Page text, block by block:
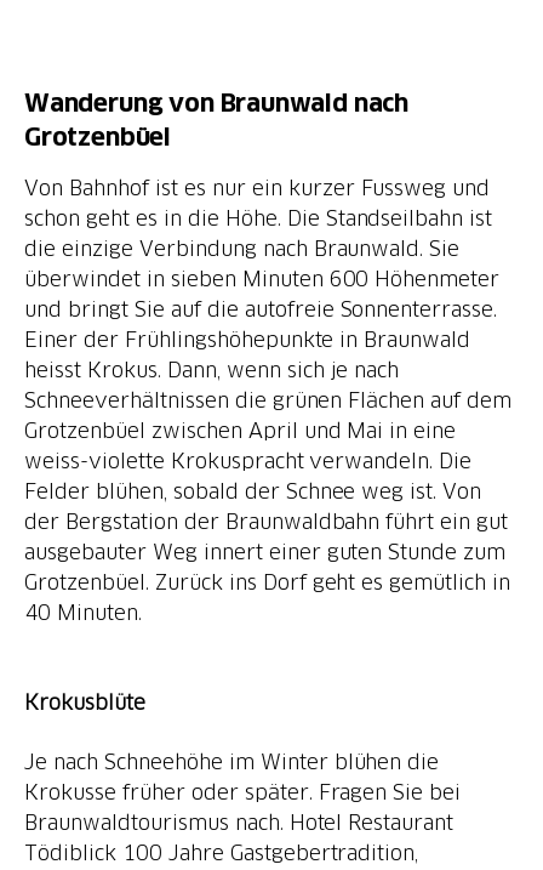
Wanderung von Braunwald nach
Grotzenbüel
Von Bahnhof ist es nur ein kurzer Fussweg und
schon geht es in die Höhe. Die Standseilbahn ist
die einzige Verbindung nach Braunwald. Sie
überwindet in sieben Minuten 600 Höhenmeter
und bringt Sie auf die autofreie Sonnenterrasse.
Einer der Frühlingshöhepunkte in Braunwald
heisst Krokus. Dann, wenn sich je nach
Schneeverhältnissen die grünen Flächen auf dem
Grotzenbüel zwischen April und Mai in eine
weiss-violette Krokuspracht verwandeln. Die
Felder blühen, sobald der Schnee weg ist. Von
der Bergstation der Braunwaldbahn führt ein gut
ausgebauter Weg innert einer guten Stunde zum
Grotzenbüel. Zurück ins Dorf geht es gemütlich in
40 Minuten.
Krokusblüte
Je nach Schneehöhe im Winter blühen die
Krokusse früher oder später. Fragen Sie bei
Braunwaldtourismus nach. Hotel Restaurant
Tödiblick 100 Jahre Gastgebertradition,